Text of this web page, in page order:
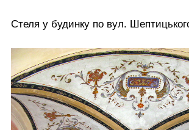
Стеля у будинку по вул.